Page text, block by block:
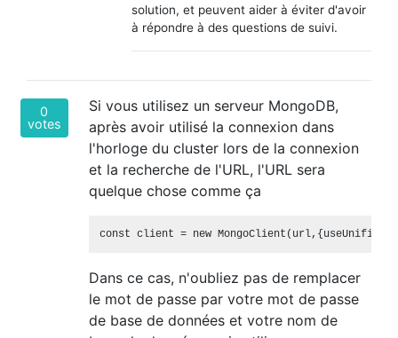
solution, et peuvent aider à éviter d'avoir
à répondre à des questions de suivi.
0
votes
Si vous utilisez un serveur MongoDB,
après avoir utilisé la connexion dans
l'horloge du cluster lors de la connexion
et la recherche de l'URL, l'URL sera
quelque chose comme ça
Dans ce cas, n'oubliez pas de remplacer
le mot de passe par votre mot de passe
de base de données et votre nom de